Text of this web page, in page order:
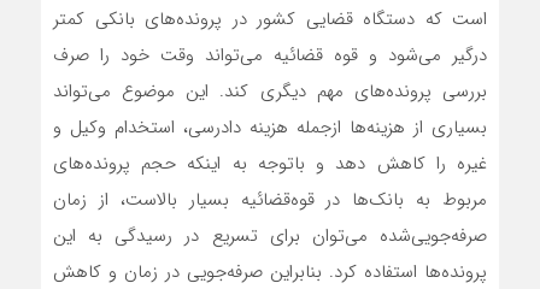
است که دستگاه قضایی کشور در پرونده‌های بانکی کمتر
درگیر می‌‌شود و قوه قضائیه می‌‌تواند وقت خود را صرف
بررسی پرونده‌های مهم دیگری کند. این موضوع می‌‌تواند
بسیاری از هزینه‌ها ازجمله هزینه دادرسی، استخدام وکیل و
غیره را کاهش دهد و باتوجه به اینکه حجم پرونده‌های
مربوط به بانک‌‌ها در قوه‌‌قضائیه بسیار بالاست، از زمان
صرفه‌‌جویی‌شده می‌‌توان برای تسریع در رسیدگی به این
پرونده‌ها استفاده کرد. بنابراین صرفه‌‌جویی در زمان و کاهش